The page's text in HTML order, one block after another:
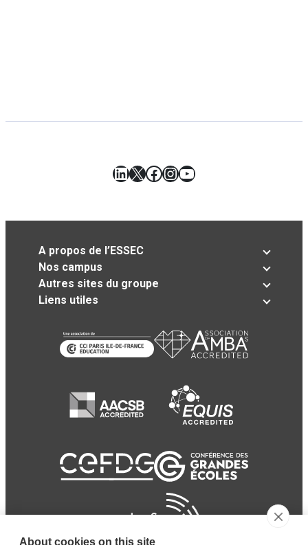
LinkedIn
X Facebook
Instagram
YouTube
A propos de l’ESSEC
Nos campus
Autres sites du groupe
Liens utiles
About cookies on this site